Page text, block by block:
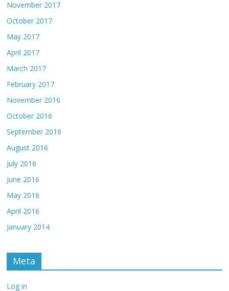
November 2017
October 2017
May 2017
April 2017
March 2017
February 2017
November 2016
October 2016
September 2016
August 2016
July 2016
June 2016
May 2016
April 2016
January 2014
Meta
Log in